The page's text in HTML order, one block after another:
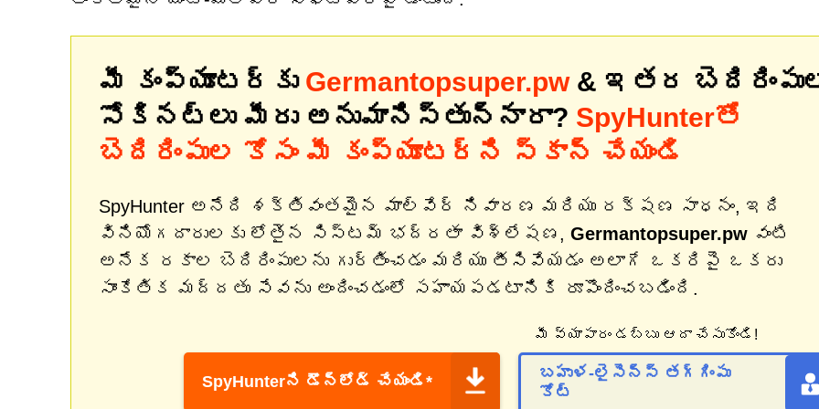
మీ కంప్యూటర్‌కు Germantopsuper.pw& ఇతర
సోకినట్లు మీరు అనుమానిస్తున్నారా? SpyHunterతో
బెదిరింపుల కోసం మీ కంప్యూటర్‌ని స్కాన్ చేయండి
SpyHunter అనేది శక్తివంతమైన మాల్వేర్ నివారణ మరియు రక్షణ సాధనం, ఇది
వినియోగదారులకు లోతైన సిస్టమ్ భద్రతా విశ్లేషణ, Germantopsuper.pw వంటి
అనేక రకాల బెదిరింపులను గుర్తించడం మరియు తీసివేయడం అలాగే ఒకరిపై ఒకరు
సాంకేతిక మద్దతు సేవను అందించడంలో సహాయపడటానికి రూపొందించబడింది.
SpyHunterని డౌన్‌లోడ్ చేయండి*
మీ వ్యాపారం డబ్బు ఆదా చేసుకోండి!
బహుళ-లైసెన్స్ తగ్గింపు
కోట్